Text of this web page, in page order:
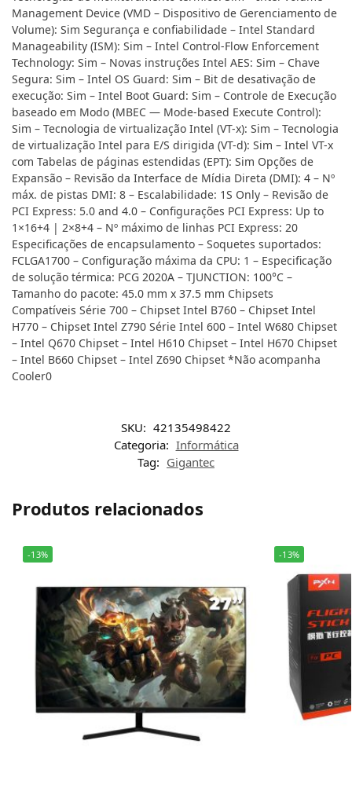
Management Device (VMD – Dispositivo de Gerenciamento de
Volume): Sim Segurança e confiabilidade – Intel Standard
Manageability (ISM): Sim – Intel Control-Flow Enforcement
Technology: Sim – Novas instruções Intel AES: Sim – Chave
Segura: Sim – Intel OS Guard: Sim – Bit de desativação de
execução: Sim – Intel Boot Guard: Sim – Controle de Execução
baseado em Modo (MBEC — Mode-based Execute Control):
Sim – Tecnologia de virtualização Intel (VT-x): Sim – Tecnologia
de virtualização Intel para E/S dirigida (VT-d): Sim – Intel VT-x
com Tabelas de páginas estendidas (EPT): Sim Opções de
Expansão – Revisão da Interface de Mídia Direta (DMI): 4 – Nº
máx. de pistas DMI: 8 – Escalabilidade: 1S Only – Revisão de
PCI Express: 5.0 and 4.0 – Configurações PCI Express: Up to
1×16+4 | 2×8+4 – Nº máximo de linhas PCI Express: 20
Especificações de encapsulamento – Soquetes suportados:
FCLGA1700 – Configuração máxima da CPU: 1 – Especificação
de solução térmica: PCG 2020A – TJUNCTION: 100°C –
Tamanho do pacote: 45.0 mm x 37.5 mm Chipsets
Compatíveis Série 700 – Chipset Intel B760 – Chipset Intel
H770 – Chipset Intel Z790 Série Intel 600 – Intel W680 Chipset
– Intel Q670 Chipset – Intel H610 Chipset – Intel H670 Chipset
– Intel B660 Chipset – Intel Z690 Chipset *Não acompanha
Cooler0
SKU: 42135498422
Categoria: Informática
Tag: Gigantec
Produtos relacionados
-13% -13%